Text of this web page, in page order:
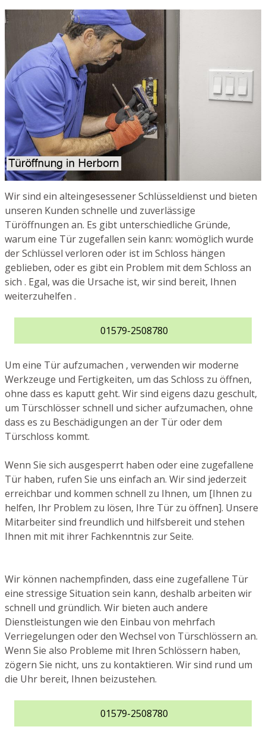
Wir sind ein alteingesessener Schlüsseldienst und bieten
unseren Kunden schnelle und zuverlässige
Türöffnungen an. Es gibt unterschiedliche Gründe,
warum eine Tür zugefallen sein kann: womöglich wurde
der Schlüssel verloren oder ist im Schloss hängen
geblieben, oder es gibt ein Problem mit dem Schloss an
sich . Egal, was die Ursache ist, wir sind bereit, Ihnen
weiterzuhelfen .
01579-2508780
Um eine Tür aufzumachen , verwenden wir moderne
Werkzeuge und Fertigkeiten, um das Schloss zu öffnen,
ohne dass es kaputt geht. Wir sind eigens dazu geschult,
um Türschlösser schnell und sicher aufzumachen, ohne
dass es zu Beschädigungen an der Tür oder dem
Türschloss kommt.
Wenn Sie sich ausgesperrt haben oder eine zugefallene
Tür haben, rufen Sie uns einfach an. Wir sind jederzeit
erreichbar und kommen schnell zu Ihnen, um [Ihnen zu
helfen, Ihr Problem zu lösen, Ihre Tür zu öffnen]. Unsere
Mitarbeiter sind freundlich und hilfsbereit und stehen
Ihnen mit mit ihrer Fachkenntnis zur Seite.
Wir können nachempfinden, dass eine zugefallene Tür
eine stressige Situation sein kann, deshalb arbeiten wir
schnell und gründlich. Wir bieten auch andere
Dienstleistungen wie den Einbau von mehrfach
Verriegelungen oder den Wechsel von Türschlössern an.
Wenn Sie also Probleme mit Ihren Schlössern haben,
zögern Sie nicht, uns zu kontaktieren. Wir sind rund um
die Uhr bereit, Ihnen beizustehen.
01579-2508780